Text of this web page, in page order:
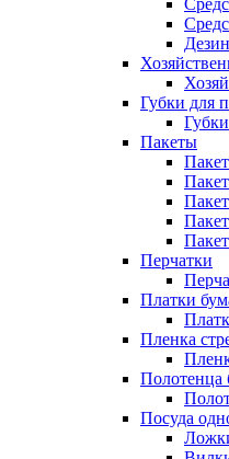
Губки для
Пакеты
Перчатки
Платки
Пленка
Полотенца
Посуда